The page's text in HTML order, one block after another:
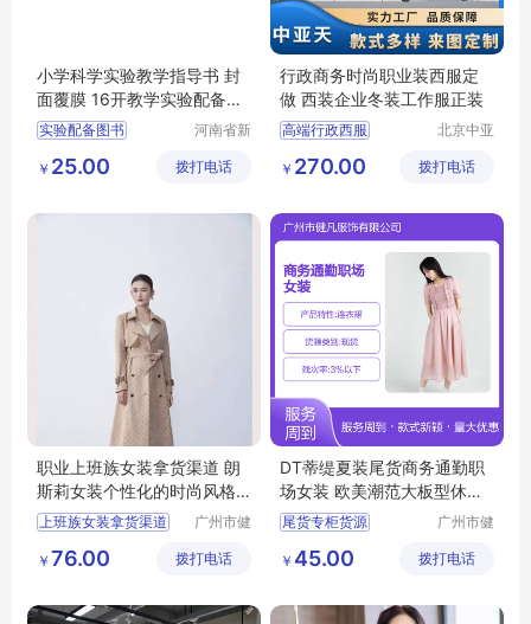
小学科学实验教学指导书 封
面覆膜 16开教学实验配备图
书教学图书
实验配备图书
科学图书 教学图书
河南省新
区工业园
￥ 25.00 拨打电话
行政商务时尚职业装西服定
做 西装企业冬装工作服正装
高端行政西服
商务女士职业套装
西服定做厂家
北京中亚
限公司
￥ 270.00 拨打电话
职业上班族女装拿货渠道 朗
斯莉女装个性化的时尚风格
广州服装市场
上班族女装拿货渠道
广州服装市场
广州市健
限公司
￥ 76.00 拨打电话
DT蒂缇夏装尾货商务通勤职
场女装 欧美潮范大板型休闲
风
尾货专柜货源
商务通勤职场女装
广州市健
限公司
￥ 45.00 拨打电话